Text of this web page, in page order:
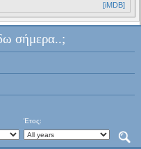
[iMDB]
σήμερα..;
Έτος: